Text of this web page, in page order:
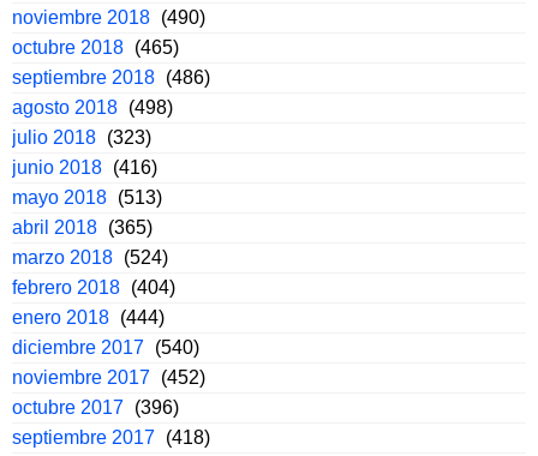
noviembre 2018 (490)
octubre 2018 (465)
septiembre 2018 (486)
agosto 2018 (498)
julio 2018 (323)
junio 2018 (416)
mayo 2018 (513)
abril 2018 (365)
marzo 2018 (524)
febrero 2018 (404)
enero 2018 (444)
diciembre 2017 (540)
noviembre 2017 (452)
octubre 2017 (396)
septiembre 2017 (418)